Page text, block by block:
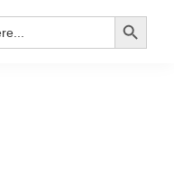
Search Button